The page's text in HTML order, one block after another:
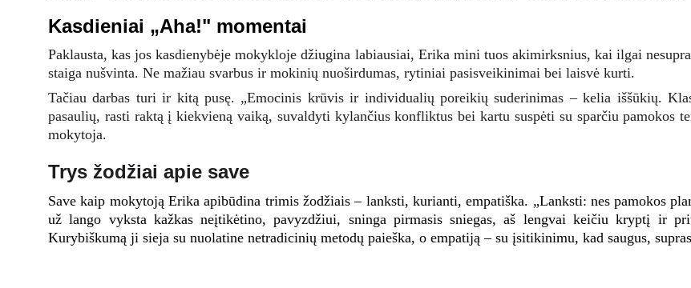
Paklausta, kas jos kasdienybėje mokykloje džiugina labiausiai, Erika mini tuos akimirksnius, kai ilgai
staiga nušvinta. Ne mažiau svarbus ir mokinių nuoširdumas, rytiniai pasisveikinimai bei laisvė kurti.
Tačiau darbas turi ir kitą pusę. „Emocinis krūvis ir individualių poreikių suderinimas – kelia iššūkių.
pasaulių, rasti raktą į kiekvieną vaiką, suvaldyti kylančius konfliktus bei kartu suspėti su sparčiu pamokos
mokytoja.
Kasdieniai „Aha!" momentai
Save kaip mokytoją Erika apibūdina trimis žodžiais – lanksti, kurianti, empatiška. „Lanksti: nes pamokos
už lango vyksta kažkas neįtikėtino, pavyzdžiui, sninga pirmasis sniegas, aš lengvai keičiu kryptį ir
Kurybiškumą ji sieja su nuolatine netradicinių metodų paieška, o empatiją – su įsitikinimu, kad saugus,
Trys žodžiai apie save